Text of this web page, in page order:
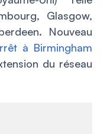
Glasgow,
Nouveau
à Birmingham
du réseau